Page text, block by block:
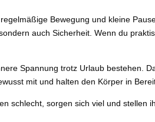
Bewegung und kleine
auch Sicherheit. Wenn du
Spannung trotz Urlaub bestehen.
mit und halten den Körper in
schlecht, sorgen sich viel und